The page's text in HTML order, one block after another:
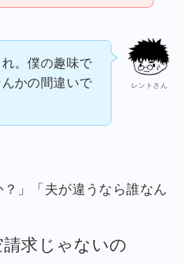
レントさん
。僕の趣味で
かの間違いで
？」「夫が違うなら誰なん
請求じゃないの